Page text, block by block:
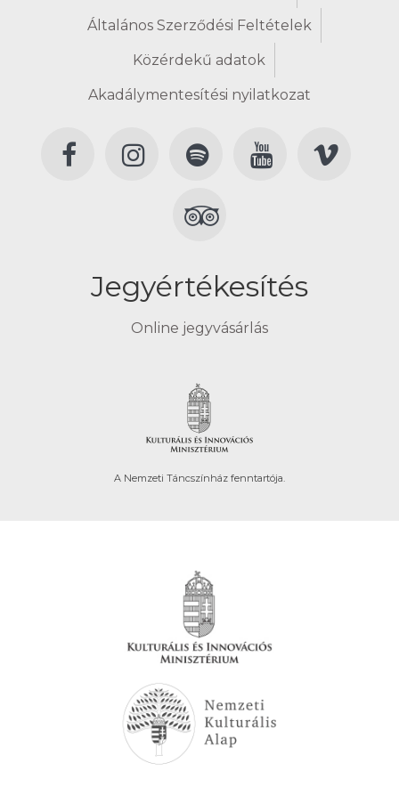
Általános Szerződési Feltételek
Közérdekű adatok
Akadálymentesítési nyilatkozat
Jegyértékesítés
Online jegyvásárlás
A Nemzeti Táncszínház fenntartója.